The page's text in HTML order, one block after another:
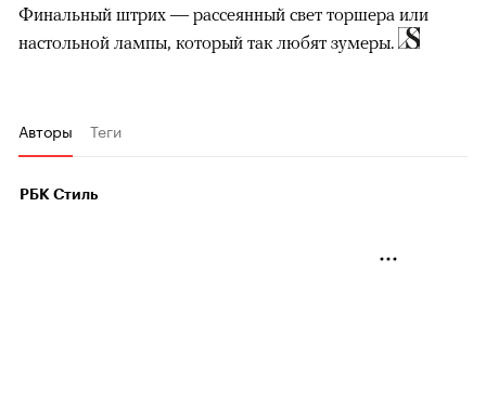
Финальный штрих — рассеянный свет торшера или
настольной лампы, который так любят зумеры.
Авторы Теги
РБК Стиль